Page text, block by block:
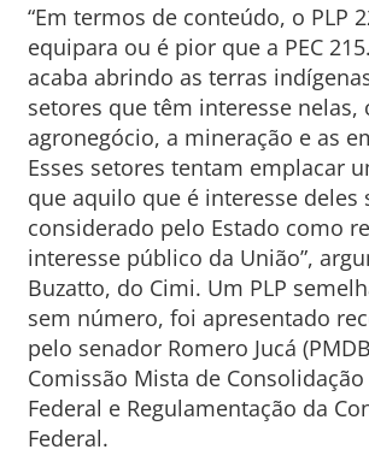
“Em termos de conteúdo, o PLP
equipara ou é pior que a PEC
acaba abrindo as terras
setores que têm interesse nelas,
agronegócio, a mineração e as
Esses setores tentam emplacar
que aquilo que é interesse deles
considerado pelo Estado como
interesse público da União”,
Buzatto, do Cimi. Um PLP
sem número, foi apresentado
pelo senador Romero Jucá
Comissão Mista de
Federal e Regulamentação da
Federal.